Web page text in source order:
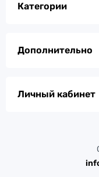
Категории
Дополнительно
Личный кабинет